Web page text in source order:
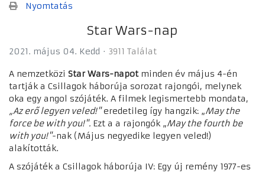
Nyomtatás
Star Wars-nap
2021. május 04. Kedd 3911 Találat
A nemzetközi Star Wars-napotminden év május 4-én
tartják a Csillagok háborúja sorozat rajongói, melynek
oka egy angol szójáték. A filmek legismertebb mondata,
„Az erő legyen veled!"eredetileg így hangzik: „May the
force be with you!". Ezt a a rajongók „May the fourth be
with you!"-nak (Május negyedike legyen veled!)
alakították.
A szójáték a Csillagok háborúja IV: Egy új remény 1977-es